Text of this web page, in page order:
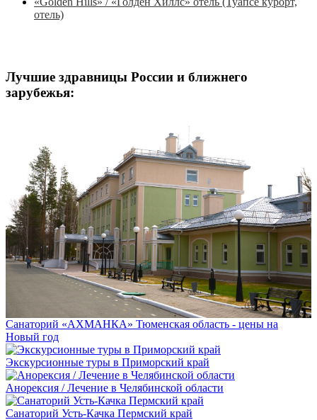
отель)
Лучшие здравницы России и ближнего
зарубежья:
Санаторий «АХМАНКА» Тюменская область - цены на
Новый год
Экскурсионные туры в Приморский край
Анорексия / Лечение в Челябинской области
Санаторий Усть-Качка Пермский край